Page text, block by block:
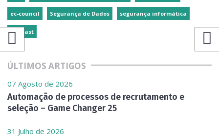
ec-council Segurança de Dados segurança informática
webcast
ÚLTIMOS ARTIGOS
07 Agosto de 2026
Automação de processos de recrutamento e
seleção – Game Changer 25
31 Julho de 2026